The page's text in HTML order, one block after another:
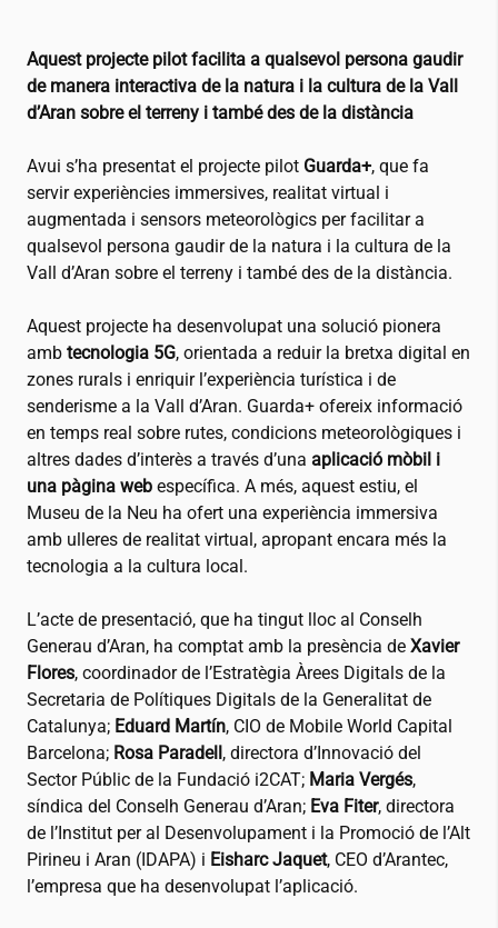
Aquest projecte pilot facilita a qualsevol persona gaudir
de manera interactiva de la natura i la cultura de la Vall
d’Aran sobre el terreny i també des de la distància
Avui s’ha presentat el projecte pilot Guarda+, que fa
servir experiències immersives, realitat virtual i
augmentada i sensors meteorològics per facilitar a
qualsevol persona gaudir de la natura i la cultura de la
Vall d’Aran sobre el terreny i també des de la distància.
Aquest projecte ha desenvolupat una solució pionera
amb tecnologia 5G, orientada a reduir la bretxa digital en
zones rurals i enriquir l’experiència turística i de
senderisme a la Vall d’Aran. Guarda+ ofereix informació
en temps real sobre rutes, condicions meteorològiques i
altres dades d’interès a través d’una aplicació mòbil i
una pàgina web específica. A més, aquest estiu, el
Museu de la Neu ha ofert una experiència immersiva
amb ulleres de realitat virtual, apropant encara més la
tecnologia a la cultura local.
L’acte de presentació, que ha tingut lloc al Conselh
Generau d’Aran, ha comptat amb la presència de Xavier
Flores, coordinador de l’Estratègia Àrees Digitals de la
Secretaria de Polítiques Digitals de la Generalitat de
Catalunya; Eduard Martín, CIO de Mobile World Capital
Barcelona; Rosa Paradell, directora d’Innovació del
Sector Públic de la Fundació i2CAT; Maria Vergés,
síndica del Conselh Generau d’Aran; Eva Fiter, directora
de l’Institut per al Desenvolupament i la Promoció de l’Alt
Pirineu i Aran (IDAPA) i Eisharc Jaquet, CEO d’Arantec,
l’empresa que ha desenvolupat l’aplicació.